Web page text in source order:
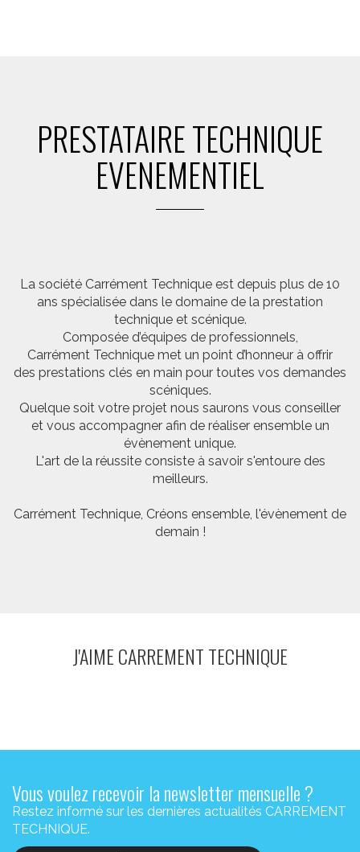
PRESTATAIRE TECHNIQUE
EVENEMENTIEL
La société Carrément Technique est depuis plus de 10
ans spécialisée dans le domaine de la prestation
technique et scénique.
Composée d’équipes de professionnels,
Carrément Technique met un point d’honneur à offrir
des prestations clés en main pour toutes vos demandes
scéniques.
Quelque soit votre projet nous saurons vous conseiller
et vous accompagner afin de réaliser ensemble un
évènement unique.
L'art de la réussite consiste à savoir s'entoure des
meilleurs.
Carrément Technique, Créons ensemble, l'évènement de
demain !
J'AIME CARREMENT TECHNIQUE
Vous voulez recevoir la newsletter mensuelle ?
Restez informé sur les dernières actualités CARREMENT
TECHNIQUE.